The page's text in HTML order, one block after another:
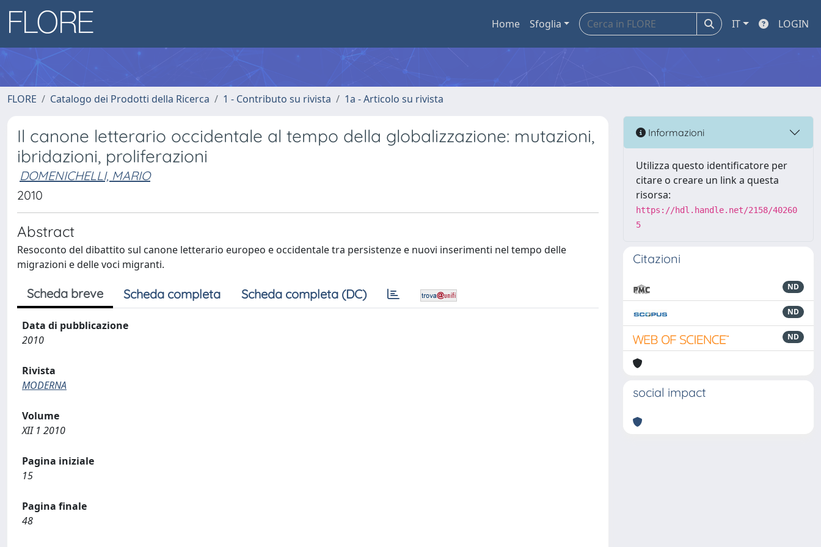
Home Sfoglia IT LOGIN
FLORE Catalogo dei Prodotti della Ricerca 1 - Contributo su rivista 1a - Articolo su rivista
Il canone letterario occidentale al tempo della globalizzazione: mutazioni,
ibridazioni, proliferazioni
DOMENICHELLI, MARIO
2010
Abstract
Resoconto del dibattito sul canone letterario europeo e occidentale tra persistenze e nuovi inserimenti nel tempo delle
migrazioni e delle voci migranti.
Scheda breve Scheda completa Scheda completa (DC)
Data di pubblicazione
2010
Rivista
MODERNA
Volume
XII 1 2010
Pagina iniziale
15
Pagina finale
48
Informazioni
Utilizza questo identificatore per
citare o creare un link a questa
risorsa:
https://hdl.handle.net/2158/40260
5
Citazioni
ND
ND
ND
social impact